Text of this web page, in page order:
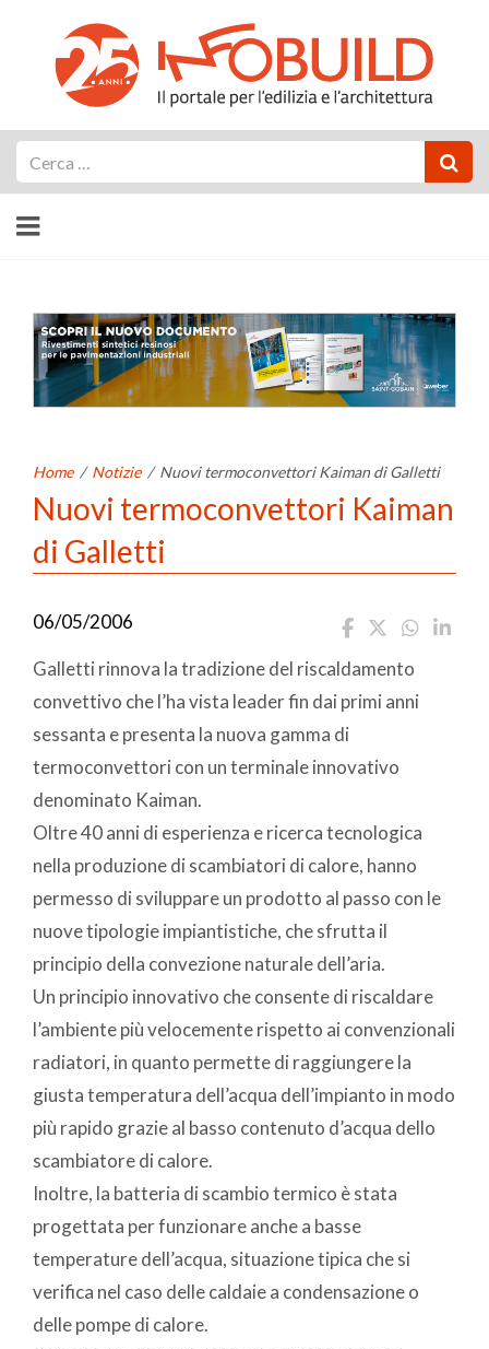
Home / Notizie / Nuovi termoconvettori Kaiman di Galletti
Nuovi termoconvettori Kaiman
di Galletti
06/05/2006
Galletti rinnova la tradizione del riscaldamento
convettivo che l’ha vista leader fin dai primi anni
sessanta e presenta la nuova gamma di
termoconvettori con un terminale innovativo
denominato Kaiman.
Oltre 40 anni di esperienza e ricerca tecnologica
nella produzione di scambiatori di calore, hanno
permesso di sviluppare un prodotto al passo con le
nuove tipologie impiantistiche, che sfrutta il
principio della convezione naturale dell’aria.
Un principio innovativo che consente di riscaldare
l’ambiente più velocemente rispetto ai convenzionali
radiatori, in quanto permette di raggiungere la
giusta temperatura dell’acqua dell’impianto in modo
più rapido grazie al basso contenuto d’acqua dello
scambiatore di calore.
Inoltre, la batteria di scambio termico è stata
progettata per funzionare anche a basse
temperature dell’acqua, situazione tipica che si
verifica nel caso delle caldaie a condensazione o
delle pompe di calore.